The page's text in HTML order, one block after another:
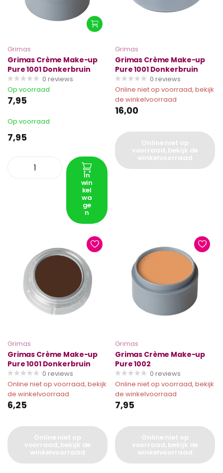
Grimas
Grimas Crème Make-up
Pure 1001 Donkerbruin
0 reviews
Op voorraad
7,95
Op voorraad
7,95
In
win
kel
wa
ge
n
Grimas
Grimas Crème Make-up
Pure 1001 Donkerbruin
0 reviews
Online niet op voorraad, bekijk
de winkelvoorraad
16,00
Online niet op
voorraad, bekijk de
winkelvoorraad
Grimas
Grimas Crème Make-up
Pure 1001 Donkerbruin
0 reviews
Online niet op voorraad, bekijk
de winkelvoorraad
6,25
Online niet op
voorraad, bekijk de
winkelvoorraad
Grimas
Grimas Crème Make-up
Pure 1002
0 reviews
Online niet op voorraad, bekijk
de winkelvoorraad
7,95
Online niet op
voorraad, bekijk de
winkelvoorraad